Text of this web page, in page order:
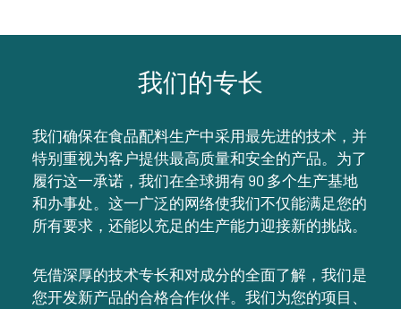
我们的专长
我们确保在食品配料生产中采用最先进的技术，并
特别重视为客户提供最高质量和安全的产品。为了
履行这一承诺，我们在全球拥有 90 多个生产基地
和办事处。这一广泛的网络使我们不仅能满足您的
所有要求，还能以充足的生产能力迎接新的挑战。
凭借深厚的技术专长和对成分的全面了解，我们是
您开发新产品的合格合作伙伴。我们为您的项目、